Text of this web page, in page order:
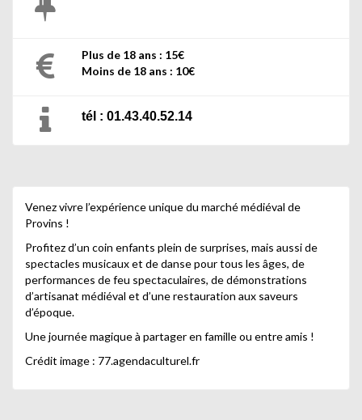
Plus de 18 ans : 15€
Moins de 18 ans : 10€
tél : 01.43.40.52.14
Venez vivre l’expérience unique du marché médiéval de
Provins !
Profitez d’un coin enfants plein de surprises, mais aussi de
spectacles musicaux et de danse pour tous les âges, de
performances de feu spectaculaires, de démonstrations
d’artisanat médiéval et d’une restauration aux saveurs
d’époque.
Une journée magique à partager en famille ou entre amis !
Crédit image : 77.agendaculturel.fr